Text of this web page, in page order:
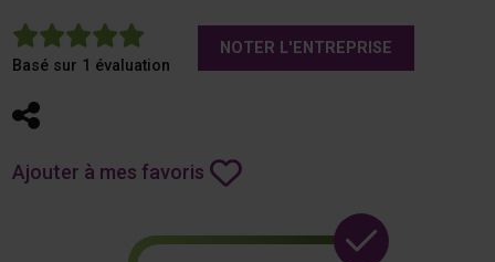
5
Basé sur 1 évaluation
NOTER L'ENTREPRISE
Partager
Ajouter à mes favoris